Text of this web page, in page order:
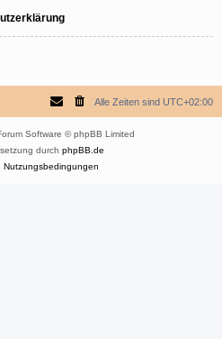
Alle Zeiten sind UTC+02:00
Software © phpBB Limited
durch phpBB.de
Nutzungsbedingungen